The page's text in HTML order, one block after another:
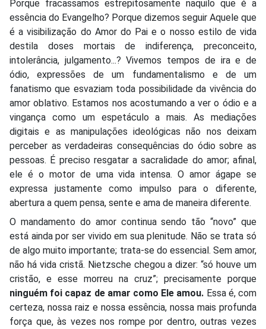
Porque fracassamos estrepitosamente naquilo que é a
essência do Evangelho? Porque dizemos seguir Aquele que
é a visibilização do Amor do Pai e o nosso estilo de vida
destila doses mortais de indiferença, preconceito,
intolerância, julgamento...? Vivemos tempos de ira e de
ódio, expressões de um fundamentalismo e de um
fanatismo que esvaziam toda possibilidade da vivência do
amor oblativo. Estamos nos acostumando a ver o ódio e a
vingança como um espetáculo a mais. As mediações
digitais e as manipulações ideológicas não nos deixam
perceber as verdadeiras consequências do ódio sobre as
pessoas. É preciso resgatar a sacralidade do amor; afinal,
ele é o motor de uma vida intensa. O amor ágape se
expressa justamente como impulso para o diferente,
abertura a quem pensa, sente e ama de maneira diferente.
O mandamento do amor continua sendo tão “novo” que
está ainda por ser vivido em sua plenitude. Não se trata só
de algo muito importante; trata-se do essencial. Sem amor,
não há vida cristã. Nietzsche chegou a dizer: “só houve um
cristão, e esse morreu na cruz”; precisamente porque
ninguém foi capaz de amar como Ele amou. Essa é, com
certeza, nossa raiz e nossa essência, nossa mais profunda
força que, às vezes nos rompe por dentro, outras vezes